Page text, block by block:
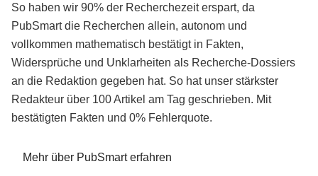
So haben wir 90% der Recherchezeit erspart, da
PubSmart die Recherchen allein, autonom und
vollkommen mathematisch bestätigt in Fakten,
Widersprüche und Unklarheiten als Recherche-Dossiers
an die Redaktion gegeben hat. So hat unser stärkster
Redakteur über 100 Artikel am Tag geschrieben. Mit
bestätigten Fakten und 0% Fehlerquote.
Mehr über PubSmart erfahren